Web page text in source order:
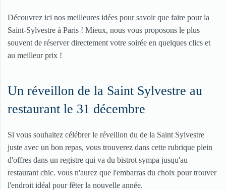
Découvrez ici nos meilleures idées pour savoir que faire pour la
Saint-Sylvestre à Paris ! Mieux, nous vous proposons le plus
souvent de réserver directement votre soirée en quelques clics et
au meilleur prix !
Un réveillon de la Saint Sylvestre au
restaurant le 31 décembre
Si vous souhaitez célébrer le réveillon du de la Saint Sylvestre
juste avec un bon repas, vous trouverez dans cette rubrique plein
d'offres dans un registre qui va du bistrot sympa jusqu'au
restaurant chic. vous n'aurez que l'embarras du choix pour trouver
l'endroit idéal pour fêter la nouvelle année.